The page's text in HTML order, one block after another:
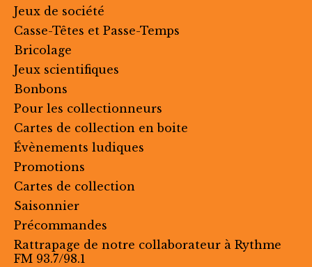
Jeux de société
Casse-Têtes et Passe-Temps
Bricolage
Jeux scientifiques
Bonbons
Pour les collectionneurs
Cartes de collection en boite
Évènements ludiques
Promotions
Cartes de collection
Saisonnier
Précommandes
Rattrapage de notre collaborateur à Rythme
FM 93.7/98.1